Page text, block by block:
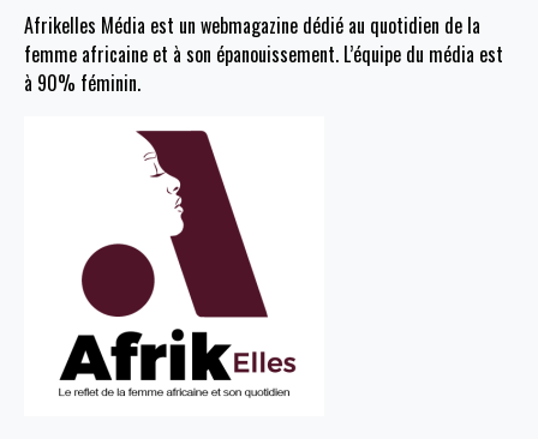
Afrikelles Média est un webmagazine dédié au quotidien de la
femme africaine et à son épanouissement. L’équipe du média est
à 90% féminin.